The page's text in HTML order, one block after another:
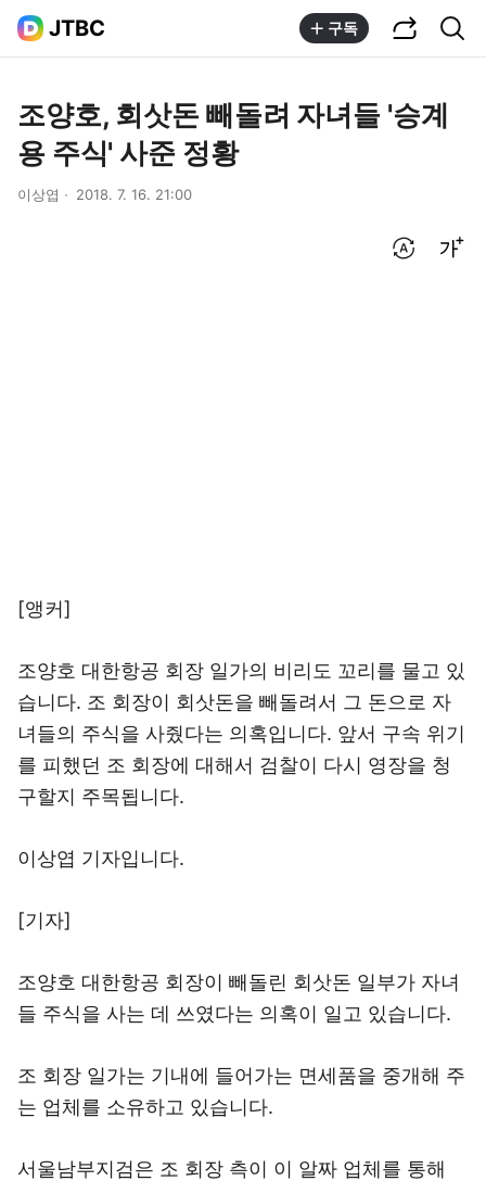
JTBC 구독
조양호, 회삿돈 빼돌려 자녀들 '승계
용 주식' 사준 정황
이상엽 2018. 7. 16. 21:00
[앵커]
조양호 대한항공 회장 일가의 비리도 꼬리를 물고 있
습니다. 조 회장이 회삿돈을 빼돌려서 그 돈으로 자
녀들의 주식을 사줬다는 의혹입니다. 앞서 구속 위기
를 피했던 조 회장에 대해서 검찰이 다시 영장을 청
구할지 주목됩니다.
이상엽 기자입니다.
[기자]
조양호 대한항공 회장이 빼돌린 회삿돈 일부가 자녀
들 주식을 사는 데 쓰였다는 의혹이 일고 있습니다.
조 회장 일가는 기내에 들어가는 면세품을 중개해 주
는 업체를 소유하고 있습니다.
서울남부지검은 조 회장 측이 이 알짜 업체를 통해